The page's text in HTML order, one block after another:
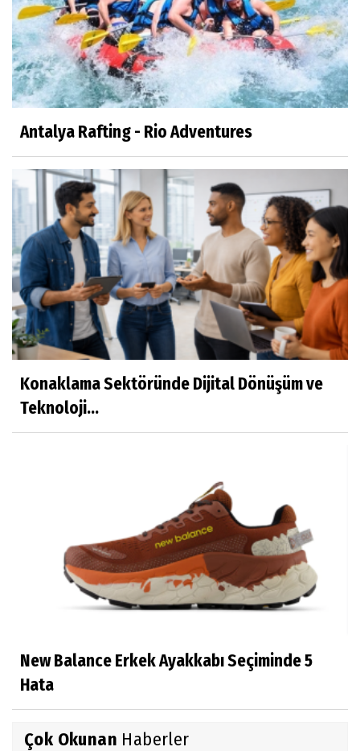
Antalya Rafting - Rio Adventures
Konaklama Sektöründe Dijital Dönüşüm ve
Teknoloji...
New Balance Erkek Ayakkabı Seçiminde 5
Hata
Çok Okunan Haberler